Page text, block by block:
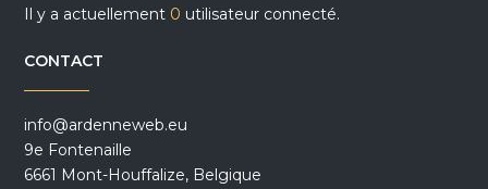
Il y a actuellement 0 utilisateur connecté.
CONTACT
info@ardenneweb.eu
9e Fontenaille
6661 Mont-Houffalize, Belgique